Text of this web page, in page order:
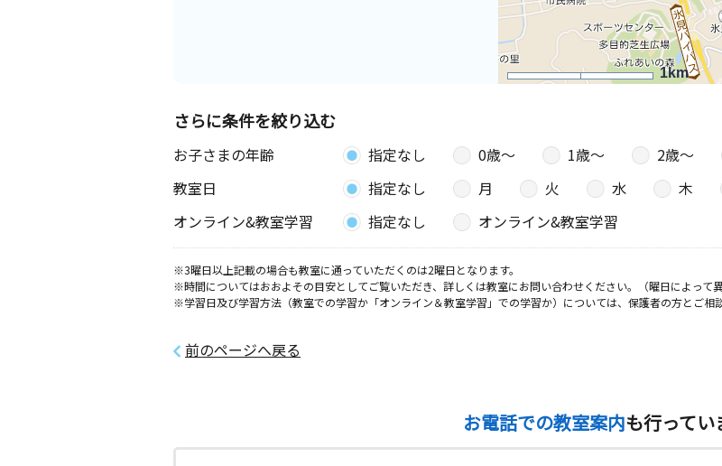
1km
さらに条件を絞り込む
お子さまの年齢 指定なし 0歳〜 1歳〜 2歳〜
教室日
指定なし 月 火 水 木
オンライン&教室学習
指定なし オンライン&教室学習
※3曜日以上記載の場合も教室に通っていただくのは2曜日となります。
※時間についてはおおよその目安としてご覧いただき、詳しくは教室にお問い合わせください。（曜日によって
※学習日及び学習方法（教室での学習か「オンライン＆教室学習」での学習か）については、保護者の方とご相
前のページへ戻る
お電話での教室案内も行ってい